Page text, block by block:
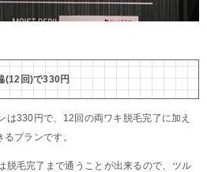
(12回)で330円
は330円で、12回の両ワキ脱毛完了に加え
プランです。
脱毛完了まで通うことが出来るので、ツル